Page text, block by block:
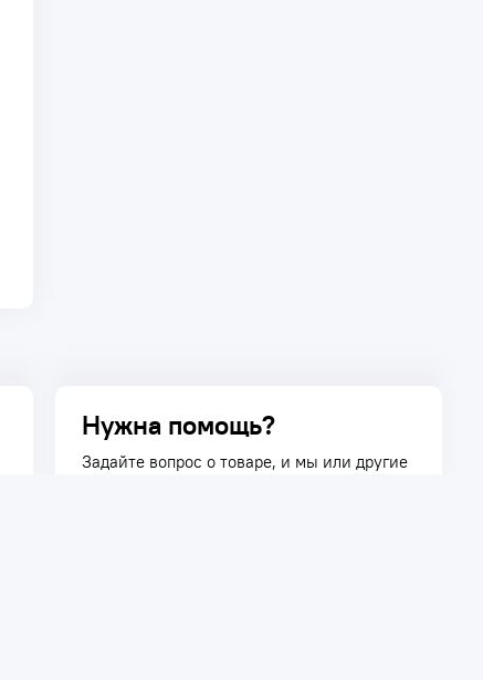
Нужна помощь?
Задайте вопрос о товаре, и мы или другие